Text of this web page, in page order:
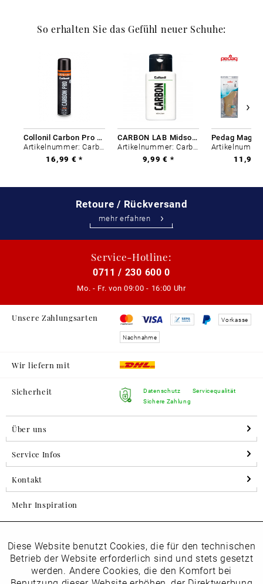
So erhalten Sie das Gefühl neuer Schuhe:
Collonil Carbon Pro 400 ml
Artikelnummer: Carbon-0
16,99 € *
CARBON LAB Midsole Cleaner
Artikelnummer: Carbon-0
9,99 € *
11,99
Retoure / Rückversand
mehr erfahren
Service-Hotline:
0711 / 230 600 0
Mo. - Fr. von 09:00 - 16:00 Uhr
Unsere Zahlungsarten Vorkasse
Nachnahme
Wir liefern mit
Sicherheit
Datenschutz
Sichere Zahlung
Servicequalität
Über uns
Service Infos
Kontakt
Mehr Inspiration
Folgen Sie uns auf Instagram
horsch_schuhe
Funktionale Aktiv
Inaktiv
Diese Website benutzt Cookies, die für den technischen
Betrieb der Website erforderlich sind und stets gesetzt
werden. Andere Cookies, die den Komfort bei